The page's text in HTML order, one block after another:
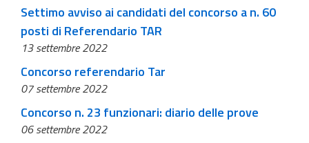
Settimo avviso ai candidati del concorso a n. 60
posti di Referendario TAR
13 settembre 2022
Concorso referendario Tar
07 settembre 2022
Concorso n. 23 funzionari: diario delle prove
06 settembre 2022